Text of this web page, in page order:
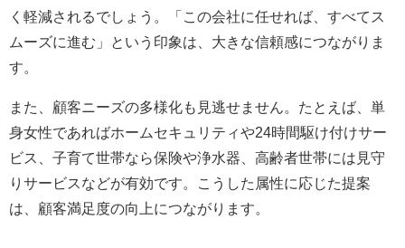
く軽減されるでしょう。「この会社に任せれば、すべてス
ムーズに進む」という印象は、大きな信頼感につながりま
す。
また、顧客ニーズの多様化も見逃せません。たとえば、単
身女性であればホームセキュリティや24時間駆け付けサー
ビス、子育て世帯なら保険や浄水器、高齢者世帯には見守
りサービスなどが有効です。こうした属性に応じた提案
は、顧客満足度の向上につながります。